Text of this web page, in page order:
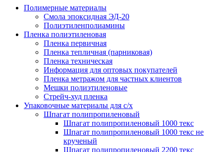
Полимерные материалы
Смола эпоксидная ЭД-20
Полиэтиленполиамины
Пленка полиэтиленовая
Пленка первичная
Пленка тепличная (парниковая)
Пленка техническая
Информация для оптовых покупателей
Пленка метражом для частных клиентов
Мешки полиэтиленовые
Стрейч-худ пленка
Упаковочные материалы для с/х
Шпагат полипропиленовый
Шпагат полипропиленовый 1000 текс
Шпагат полипропиленовый 1000 текс не
крученый
Шпагат полипропиленовый 2200 текс